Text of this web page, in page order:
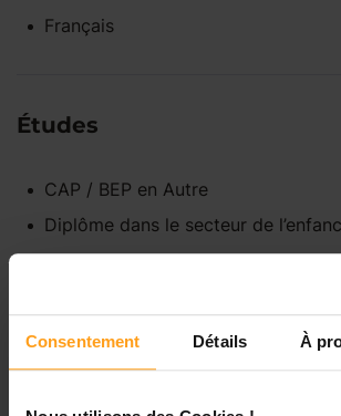
Consentement Détails À
Français
Études
CAP / BEP en Autre
Diplôme dans le secteur de
Disponibilités